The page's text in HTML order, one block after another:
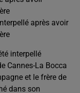
après avoir
interpellé
Cannes-La Bocca
et le frère de
dans son